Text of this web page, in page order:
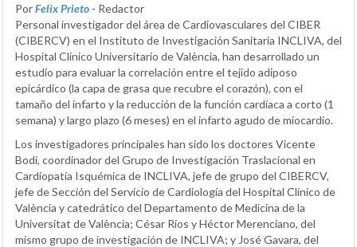
PorFelix Prieto - Redactor
Personal investigador del área de Cardiovasculares del CIBER
(CIBERCV) en el Instituto de Investigación Sanitaria INCLIVA, del
Hospital Clínico Universitario de València, han desarrollado un
estudio para evaluar la correlación entre el tejido adiposo
epicárdico (la capa de grasa que recubre el corazón), con el
tamaño del infarto y la reducción de la función cardíaca a corto (1
semana) y largo plazo (6 meses) en el infarto agudo de miocardio.
Los investigadores principales han sido los doctores Vicente
Bodí, coordinador del Grupo de Investigación Traslacional en
Cardiopatía Isquémica de INCLIVA, jefe de grupo del CIBERCV,
jefe de Sección del Servicio de Cardiología del Hospital Clínico de
València y catedrático del Departamento de Medicina de la
Universitat de València; César Ríos y Héctor Merenciano, del
mismo grupo de investigación de INCLIVA; y José Gavara, del